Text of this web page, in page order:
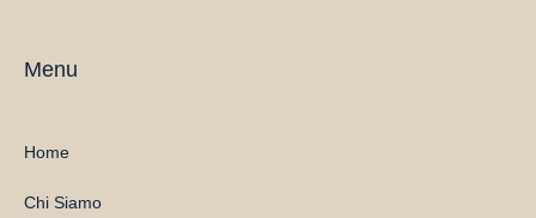
Menu
Home
Chi Siamo